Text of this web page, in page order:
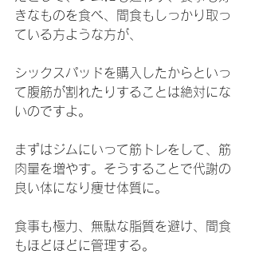
きなものを食べ、間食もしっかり取っ
ている方ような方が、
シックスパッドを購入したからといっ
て腹筋が割れたりすることは絶対にな
いのですよ。
まずはジムにいって筋トレをして、筋
肉量を増やす。そうすることで代謝の
良い体になり痩せ体質に。
食事も極力、無駄な脂質を避け、間食
もほどほどに管理する。